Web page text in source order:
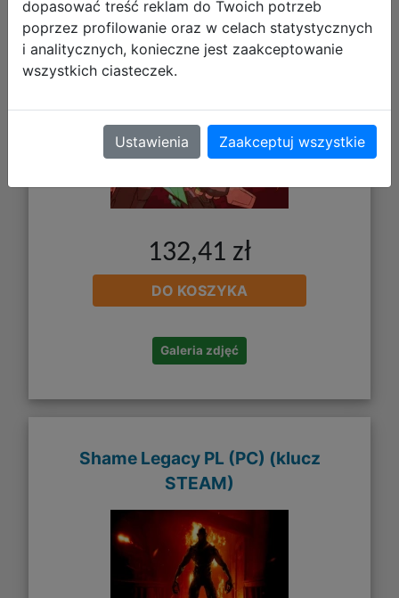
132,41 zł
DO KOSZYKA
Galeria zdjęć
Shame Legacy PL (PC) (klucz
STEAM)
dopasować treść reklam do Twoich potrzeb
poprzez profilowanie oraz w celach statystycznych
i analitycznych, konieczne jest zaakceptowanie
wszystkich ciasteczek.
Ustawienia Zaakceptuj wszystkie